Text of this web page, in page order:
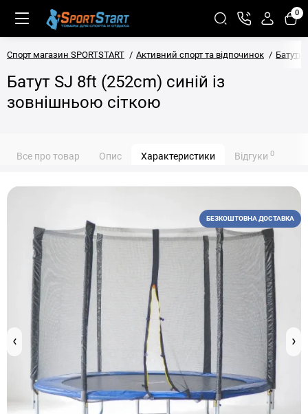
0
Спорт магазин SPORTSTART Активний спорт та відпочинок Батути
Батут SJ 8ft (252cm) синій із
зовнішньою сіткою
Все про товар Опис Характеристики Відгуки 0
БЕЗКОШТОВНА ДОСТАВКА